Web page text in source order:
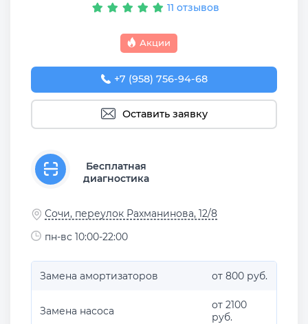
11 отзывов
Акции
+7 (958) 756-94-68
Оставить заявку
Бесплатная
диагностика
Сочи, переулок Рахманинова, 12/8
пн-вс 10:00-22:00
Замена амортизаторов от 800 руб.
Замена насоса
от 2100
руб.